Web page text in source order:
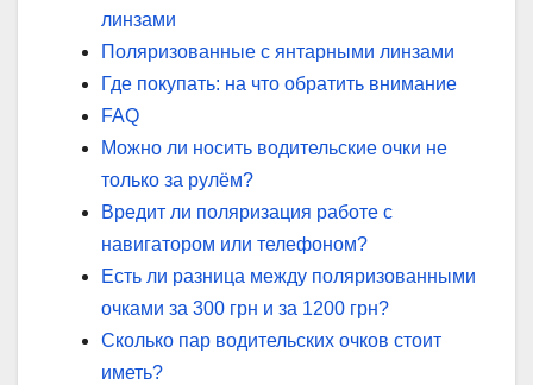
линзами
Поляризованные с янтарными линзами
Где покупать: на что обратить внимание
FAQ
Можно ли носить водительские очки не
только за рулём?
Вредит ли поляризация работе с
навигатором или телефоном?
Есть ли разница между поляризованными
очками за 300 грн и за 1200 грн?
Сколько пар водительских очков стоит
иметь?